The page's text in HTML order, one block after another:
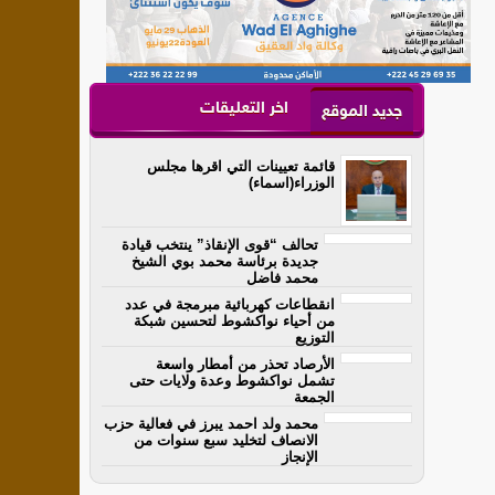
جديد الموقع اخر التعليقات
قائمة تعيينات التي اقرها مجلس
الوزراء(اسماء)
تحالف “قوى الإنقاذ” ينتخب قيادة
جديدة برئاسة محمد بوي الشيخ
محمد فاضل
انقطاعات كهربائية مبرمجة في عدد
من أحياء نواكشوط لتحسين شبكة
التوزيع
الأرصاد تحذر من أمطار واسعة
تشمل نواكشوط وعدة ولايات حتى
الجمعة
محمد ولد احمد يبرز في فعالية حزب
الانصاف لتخليد سبع سنوات من
الإنجاز